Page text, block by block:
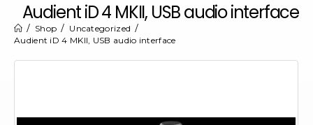
Audient iD 4 MKII, USB audio interface
Shop
Uncategorized
Audient iD 4 MKII, USB audio interface